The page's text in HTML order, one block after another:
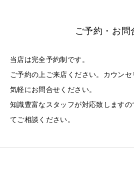
ご予約・お問
当店は完全予約制です。
ご予約の上ご来店ください。カウン
気軽にお問合せください。
知識豊富なスタッフが対応致します
てご相談ください。